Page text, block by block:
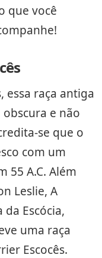
que você
essa raça antiga
e não
se que o
com um
55 A.C. Além
Leslie, A
Escócia,
uma raça
Escocês.